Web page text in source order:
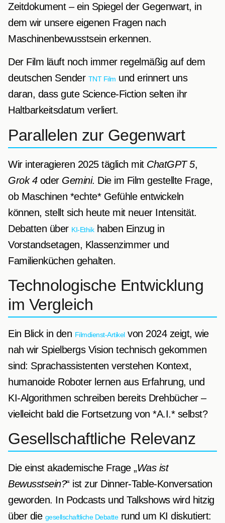
Zeitdokument – ein Spiegel der Gegenwart, in
dem wir unsere eigenen Fragen nach
Maschinenbewusstsein erkennen.
Der Film läuft noch immer regelmäßig auf dem
deutschen Sender TNT Film und erinnert uns
daran, dass gute Science-Fiction selten ihr
Haltbarkeitsdatum verliert.
Parallelen zur Gegenwart
Wir interagieren 2025 täglich mit ChatGPT 5,
Grok 4oder Gemini. Die im Film gestellte Frage,
ob Maschinen *echte* Gefühle entwickeln
können, stellt sich heute mit neuer Intensität.
Debatten über KI-Ethikhaben Einzug in
Vorstandsetagen, Klassenzimmer und
Familienküchen gehalten.
Technologische Entwicklung
im Vergleich
Ein Blick in den Filmdienst-Artikelvon 2024 zeigt, wie
nah wir Spielbergs Vision technisch gekommen
sind: Sprachassistenten verstehen Kontext,
humanoide Roboter lernen aus Erfahrung, und
KI-Algorithmen schreiben bereits Drehbücher –
vielleicht bald die Fortsetzung von *A.I.* selbst?
Gesellschaftliche Relevanz
Die einst akademische Frage „Was ist
Bewusstsein?“ ist zur Dinner-Table-Konversation
geworden. In Podcasts und Talkshows wird hitzig
über die gesellschaftliche Debatterund um KI diskutiert: